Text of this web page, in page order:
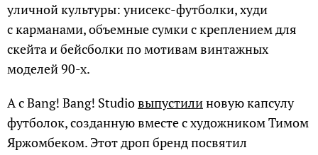
уличной культуры: унисекс-футболки, худи
с карманами, объемные сумки с креплением для
скейта и бейсболки по мотивам винтажных
моделей 90-х.
А с Bang! Bang! Studioвыпустилиновую капсулу
футболок, созданную вместе с художником Тимом
Яржомбеком. Этот дроп бренд посвятил